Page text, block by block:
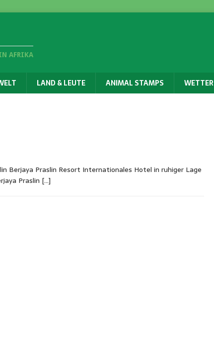
AFRIKA
LAND & LEUTE ANIMAL STAMPS WETTER
Berjaya Praslin Resort Internationales Hotel in ruhiger Lage
Praslin […]